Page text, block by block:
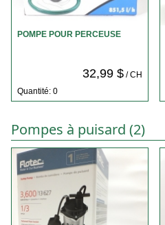
POMPE POUR PERCEUSE
32,99 $/ CH
Quantité: 0
Pompes à puisard (2)